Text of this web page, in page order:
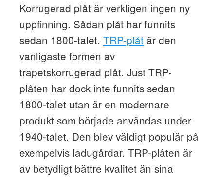
Korrugerad plåt är verkligen ingen ny
uppfinning. Sådan plåt har funnits
sedan 1800-talet. TRP-plåtär den
vanligaste formen av
trapetskorrugerad plåt. Just TRP-
plåten har dock inte funnits sedan
1800-talet utan är en modernare
produkt som började användas under
1940-talet. Den blev väldigt populär på
exempelvis ladugårdar. TRP-plåten är
av betydligt bättre kvalitet än sina